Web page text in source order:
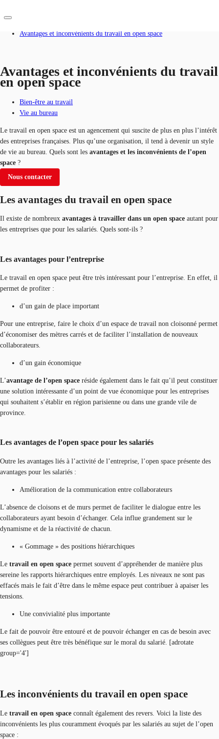
Blog
Données marchés
Pourquoi JLL?
NxT
Flex & Co-working
Favoris
Nous contacter
Avantages et inconvénients du travail en open space
Avantages et inconvénients du travail
en open space
Bien-être au travail
Vie au bureau
Le travail en open space est un agencement qui suscite de plus en plus l’intérêt
des entreprises françaises. Plus qu’une organisation, il tend à devenir un style
de vie au bureau. Quels sont les avantages et les inconvénients de l’open
space ?
Nous contacter
Les avantages du travail en open space
Il existe de nombreux avantages à travailler dans un open space autant pour
les entreprises que pour les salariés. Quels sont-ils ?
Les avantages pour l’entreprise
Le travail en open space peut être très intéressant pour l’entreprise. En effet, il
permet de profiter :
d’un gain de place important
Pour une entreprise, faire le choix d’un espace de travail non cloisonné permet
d’économiser des mètres carrés et de faciliter l’installation de nouveaux
collaborateurs.
d’un gain économique
L’avantage de l’open space réside également dans le fait qu’il peut constituer
une solution intéressante d’un point de vue économique pour les entreprises
qui souhaitent s’établir en région parisienne ou dans une grande vile de
province.
Les avantages de l’open space pour les salariés
Outre les avantages liés à l’activité de l’entreprise, l’open space présente des
avantages pour les salariés :
Amélioration de la communication entre collaborateurs
L’absence de cloisons et de murs permet de faciliter le dialogue entre les
collaborateurs ayant besoin d’échanger. Cela influe grandement sur le
dynamisme et de la réactivité de chacun.
« Gommage » des positions hiérarchiques
Le travail en open space permet souvent d’appréhender de manière plus
sereine les rapports hiérarchiques entre employés. Les niveaux ne sont pas
effacés mais le fait d’être dans le même espace peut contribuer à apaiser les
tensions.
Une convivialité plus importante
Le fait de pouvoir être entouré et de pouvoir échanger en cas de besoin avec
ses collègues peut être très bénéfique sur le moral du salarié. [adrotate
group='4']
Les inconvénients du travail en open space
Le travail en open space connaît également des revers. Voici la liste des
inconvénients les plus couramment évoqués par les salariés au sujet de l’open
space :